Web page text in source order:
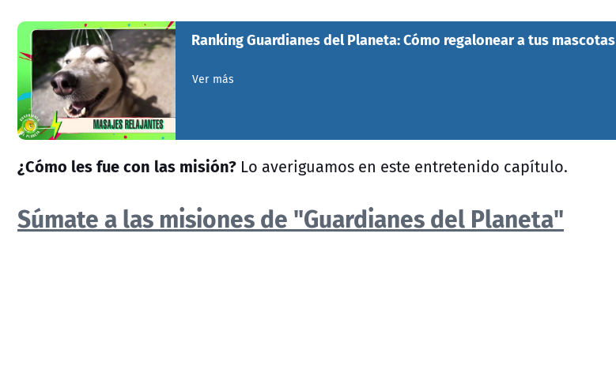
Ranking Guardianes del Planeta: Cómo regalonear a tus mascotas
Ver más
¿Cómo les fue con las misión? Lo averiguamos en este entretenido capítulo.
Súmate a las misiones de "Guardianes del Planeta"